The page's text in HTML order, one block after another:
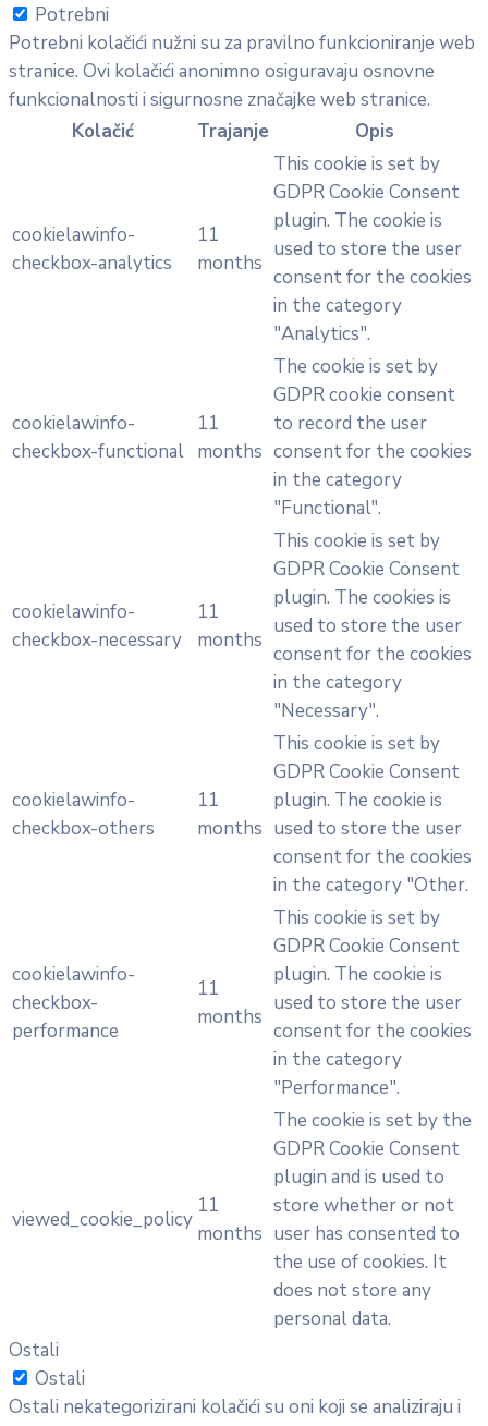
Potrebni
Potrebni kolačići nužni su za pravilno funkcioniranje web
stranice. Ovi kolačići anonimno osiguravaju osnovne
funkcionalnosti i sigurnosne značajke web stranice.
Kolačić
Trajanje Opis
cookielawinfo-
checkbox-analytics
11
months
This cookie is set by
GDPR Cookie Consent
plugin. The cookie is
used to store the user
consent for the cookies
in the category
"Analytics".
cookielawinfo-
checkbox-functional
11
months
The cookie is set by
GDPR cookie consent
to record the user
consent for the cookies
in the category
"Functional".
cookielawinfo-
checkbox-necessary
11
months
This cookie is set by
GDPR Cookie Consent
plugin. The cookies is
used to store the user
consent for the cookies
in the category
"Necessary".
cookielawinfo-
checkbox-others
11
months
This cookie is set by
GDPR Cookie Consent
plugin. The cookie is
used to store the user
consent for the cookies
in the category "Other.
cookielawinfo-
checkbox-
performance
11
months
This cookie is set by
GDPR Cookie Consent
plugin. The cookie is
used to store the user
consent for the cookies
in the category
"Performance".
viewed_cookie_policy
11
months
The cookie is set by the
GDPR Cookie Consent
plugin and is used to
store whether or not
user has consented to
the use of cookies. It
does not store any
personal data.
Ostali
Ostali
Ostali nekategorizirani kolačići su oni koji se analiziraju i